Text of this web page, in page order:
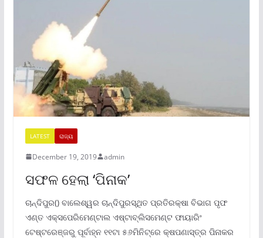
LATEST ରାଜ୍ୟ
December 19, 2019 admin
ସଫଳ ହେଲା ‘ପିନାକ’
ଚାନ୍ଦିପୁର() ବାଲେଶ୍ୱର ଚାନ୍ଦିପୁରସ୍ଥିତ ପ୍ରତିରକ୍ଷା ବିଭାଗ ପୃଫ
ଏଣ୍ତ ଏକ୍ସପେରିମେଣ୍ଟାଲ ଏଷ୍ଟାବ୍ଲିସମେଣ୍ଟ ଫାୟାରିଂ
ଟେଷ୍ଟରେଞ୍ଜରୁ ପୂର୍ବାହ୍ନ ୧୧ଟା ୫୬ମିନିଟ୍ରେ କ୍ଷପଣାସ୍ତ୍ର ପିନାକର